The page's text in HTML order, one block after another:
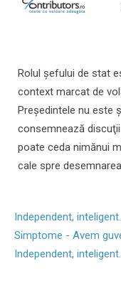
Rolul şefului de stat
context marcat de
Preşedintele nu este
consemnează
poate ceda nimănui
cale spre
Independent,
Simptome - Avem
Independent,